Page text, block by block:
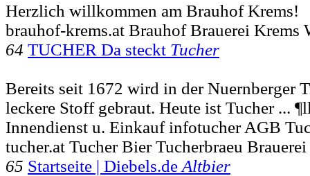
Herzlich willkommen am Brauhof Krems!
brauhof-krems.at Brauhof Brauerei Krems
64 TUCHER Da steckt Tucher
Bereits seit 1672 wird in der Nuernberger
leckere Stoff gebraut. Heute ist Tucher ...
Innendienst u. Einkauf infotucher AGB
tucher.at Tucher Bier Tucherbraeu Brauerei
65 Startseite | Diebels.de Altbier